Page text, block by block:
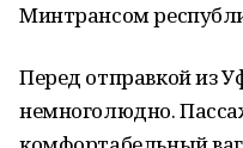
Минтрансом
Перед отправкой из
немноголюдно.